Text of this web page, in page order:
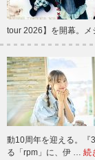
tour 2026】を開幕。
動10周年を迎える。『
る「rpm」に、伊 … 続